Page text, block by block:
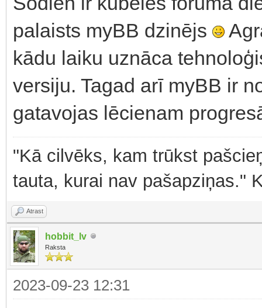
palaists myBB dzinējs
kādu laiku uznāca
versiju. Tagad arī myBB ir
gatavojas lēcienam
"Kā cilvēks, kam trūkst
tauta, kurai nav pašapziņas."
Atrast
hobbit_lv
Raksta
2023-09-23 12:31